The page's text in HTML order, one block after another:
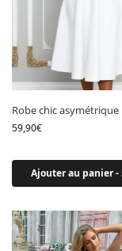
Robe
Robe
Robe cocktail​
Robe de bal​
Robe
Robe mariage​
Par matière
Robe chic asymétrique
59,90€
Ajouter au panier -